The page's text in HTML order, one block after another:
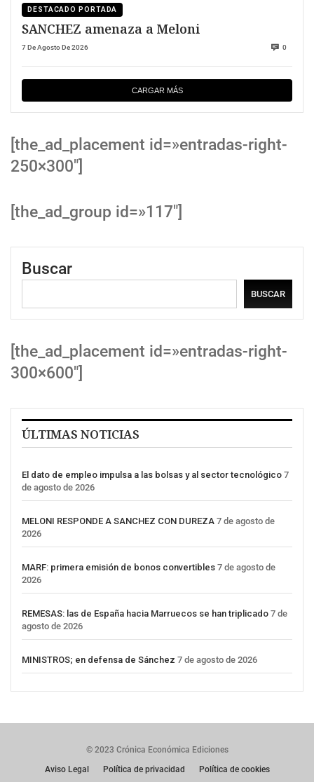
DESTACADO PORTADA
SANCHEZ amenaza a Meloni
7 De Agosto De 2026 0
CARGAR MÁS
[the_ad_placement id=»entradas-right-
250×300″]
[the_ad_group id=»117″]
Buscar
BUSCAR
[the_ad_placement id=»entradas-right-
300×600″]
ÚLTIMAS NOTICIAS
El dato de empleo impulsa a las bolsas y al sector tecnológico 7
de agosto de 2026
MELONI RESPONDE A SANCHEZ CON DUREZA 7 de agosto de
2026
MARF: primera emisión de bonos convertibles 7 de agosto de
2026
REMESAS: las de España hacia Marruecos se han triplicado 7 de
agosto de 2026
MINISTROS; en defensa de Sánchez 7 de agosto de 2026
© 2023 Crónica Económica Ediciones
Aviso Legal
Política de privacidad Política de cookies